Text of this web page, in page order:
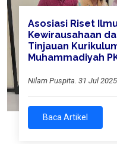
Asosiasi Riset
Kewirausahaan
Tinjauan
Muhammadiyah
Nilam Puspita. 31 Jul 2025
Baca Artikel